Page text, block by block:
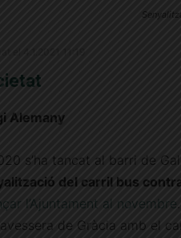
Alemany
s’ha tancat al barri de
del carril bus
l’Ajuntament al novembre
de Gràcia amb el